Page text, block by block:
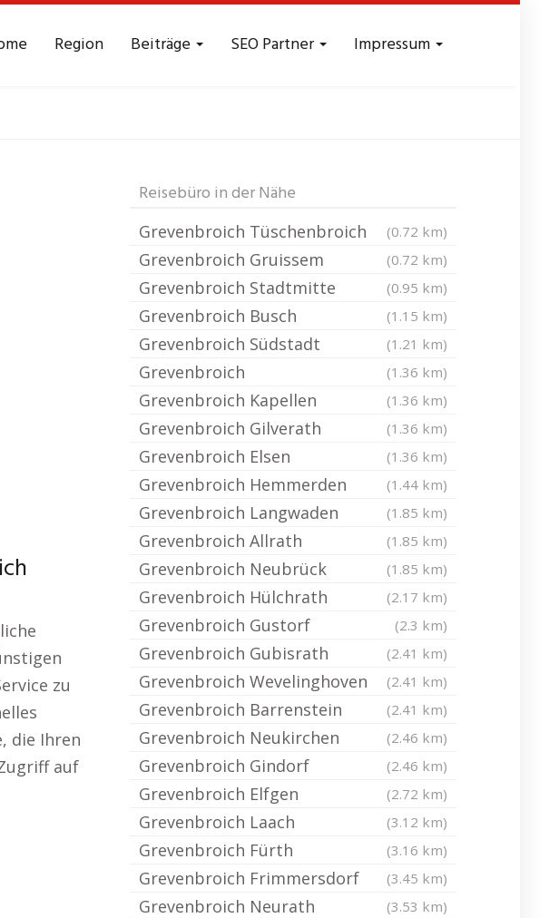
Region Beiträge SEO Partner Impressum
Münchrath
zu
die Ihren
auf
Reisebüro in der Nähe
Grevenbroich Tüschenbroich (0.72 km)
Grevenbroich Gruissem (0.72 km)
Grevenbroich Stadtmitte (0.95 km)
Grevenbroich Busch (1.15 km)
Grevenbroich Südstadt (1.21 km)
Grevenbroich (1.36 km)
Grevenbroich Kapellen (1.36 km)
Grevenbroich Gilverath (1.36 km)
Grevenbroich Elsen (1.36 km)
Grevenbroich Hemmerden (1.44 km)
Grevenbroich Langwaden (1.85 km)
Grevenbroich Allrath (1.85 km)
Grevenbroich Neubrück (1.85 km)
Grevenbroich Hülchrath (2.17 km)
Grevenbroich Gustorf (2.3 km)
Grevenbroich Gubisrath (2.41 km)
Grevenbroich Wevelinghoven (2.41 km)
Grevenbroich Barrenstein (2.41 km)
Grevenbroich Neukirchen (2.46 km)
Grevenbroich Gindorf (2.46 km)
Grevenbroich Elfgen (2.72 km)
Grevenbroich Laach (3.12 km)
Grevenbroich Fürth (3.16 km)
Grevenbroich Frimmersdorf (3.45 km)
Grevenbroich Neurath (3.53 km)